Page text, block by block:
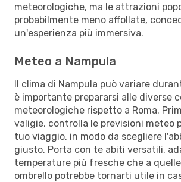
meteorologiche, ma le attrazioni
probabilmente meno affollate,
un'esperienza più immersiva.
Meteo a Nampula
Il clima di Nampula può variare
è importante prepararsi alle diverse
meteorologiche rispetto a Roma.
valigie, controlla le previsioni meteo
tuo viaggio, in modo da scegliere
giusto. Porta con te abiti versatili,
temperature più fresche che a
ombrello potrebbe tornarti utile in